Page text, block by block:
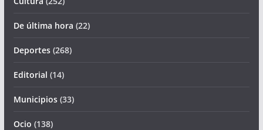
De última hora (22)
Deportes(268)
Editorial (14)
Municipios(33)
Ocio (138)